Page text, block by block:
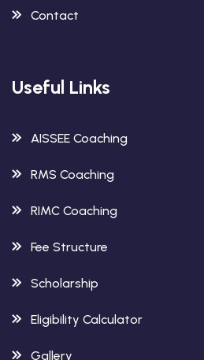
Contact
Useful Links
AISSEE Coaching
RMS Coaching
RIMC Coaching
Fee Structure
Scholarship
Eligibility Calculator
Gallery